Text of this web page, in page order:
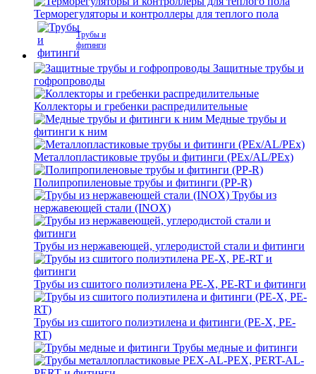
Терморегуляторы и контроллеры для теплого пола
Трубы и
фитинги
Защитные трубы и
гофропроводы
Коллекторы и гребенки распредилительные
Медные трубы и
фитинги к ним
Металлопластиковые трубы и фитинги (PEx/AL/PEx)
Полипропиленовые трубы и фитинги (PP-R)
Трубы из
нержавеющей стали (INOX)
Трубы из нержавеющей, углеродистой стали и фитинги
Трубы из сшитого полиэтилена PE-X, PE-RT и фитинги
Трубы из сшитого полиэтилена и фитинги (PE-X, PE-
RT)
Трубы медные и фитинги